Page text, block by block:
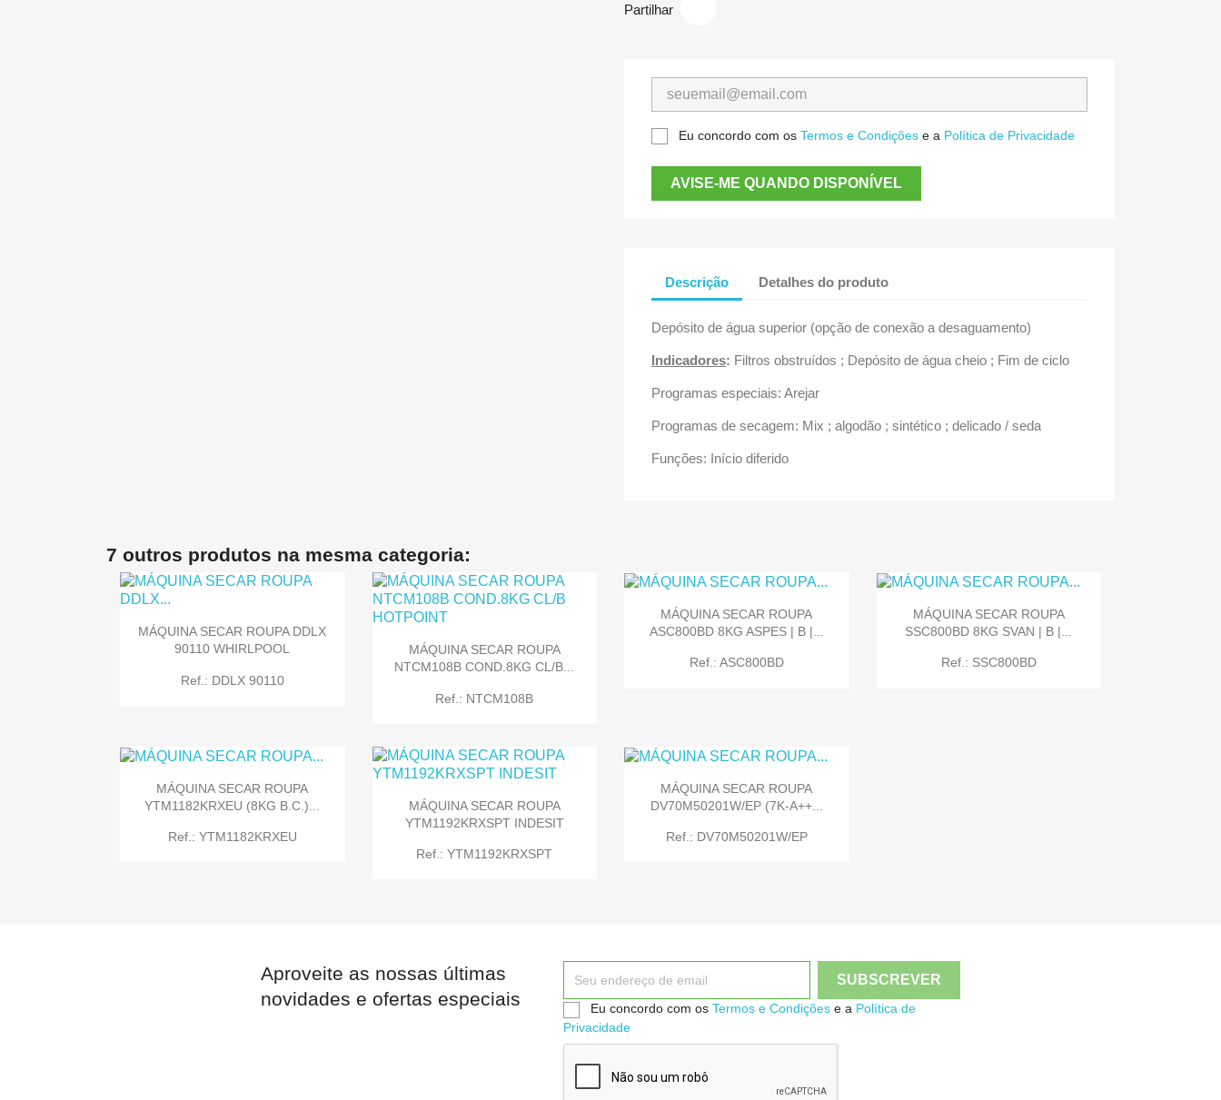
Partilhar
Eu concordo com os Termos e Condições e a Política de Privacidade
AVISE-ME QUANDO DISPONÍVEL
Descrição Detalhes do produto
Depósito de água superior (opção de conexão a desaguamento)
Indicadores: Filtros obstruídos ; Depósito de água cheio ; Fim de ciclo
Programas especiais: Arejar
Programas de secagem: Mix ; algodão ; sintético ; delicado / seda
Funções: Início diferido
7 outros produtos na mesma categoria:
MÁQUINA SECAR ROUPA DDLX
90110 WHIRLPOOL
Ref.: DDLX 90110
MÁQUINA SECAR ROUPA
NTCM108B COND.8KG CL/B...
Ref.: NTCM108B
 Quick view
MÁQUINA SECAR ROUPA
ASC800BD 8KG ASPES | B |...
Ref.: ASC800BD
MÁQUINA SECAR ROUPA
SSC800BD 8KG SVAN | B |...
Ref.: SSC800BD
MÁQUINA SECAR ROUPA
YTM1182KRXEU (8KG B.C.)...
Ref.: YTM1182KRXEU
Quick view
MÁQUINA SECAR ROUPA
YTM1192KRXSPT INDESIT
Ref.: YTM1192KRXSPT
 Quick view
MÁQUINA SECAR ROUPA
DV70M50201W/EP (7K-A++...
Ref.: DV70M50201W/EP

Aproveite as nossas últimas
novidades e ofertas especiais
Eu concordo com osTermos e Condições e a Política de
Privacidade